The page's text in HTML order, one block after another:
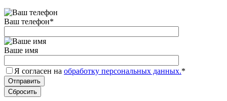
Ваш телефон*
Ваше имя
Я согласен на обработку персональных данных.*